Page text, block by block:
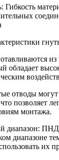
Гибкость
из
обладает
отводы
позволяет
монтажа.
диапазон:
диапазоне
их